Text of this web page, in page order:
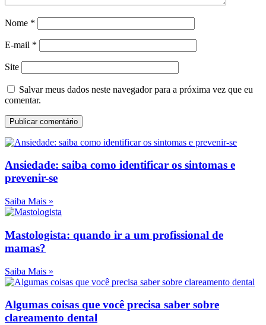
Nome *
E-mail *
Site
Salvar meus dados neste navegador para a próxima vez que eu
comentar.
Ansiedade: saiba como identificar os sintomas e
prevenir-se
Saiba Mais »
Mastologista: quando ir a um profissional de
mamas?
Saiba Mais »
Algumas coisas que você precisa saber sobre
clareamento dental